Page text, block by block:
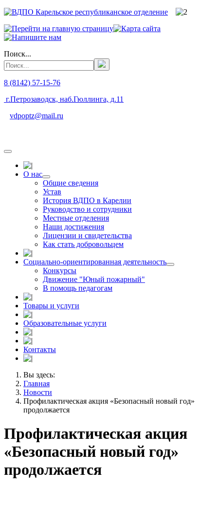
Поиск...
8 (8142) 57-15-76
г.Петрозаводск, наб.Гюллинга, д.11
vdpoptz@mail.ru
О нас
Общие сведения
Устав
История ВДПО в Карелии
Руководство и сотрудники
Местные отделения
Наши достижения
Лицензии и свидетельства
Как стать добровольцем
Социально-ориентированная деятельность
Конкурсы
Движение "Юный пожарный"
В помощь педагогам
Товары и услуги
Образовательные услуги
Контакты
Вы здесь:
Главная
Новости
Профилактическая акция «Безопасный новый год»
продолжается
Профилактическая акция
«Безопасный новый год»
продолжается